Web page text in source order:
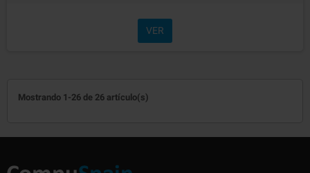
VER
Mostrando 1-26 de 26 artículo(s)